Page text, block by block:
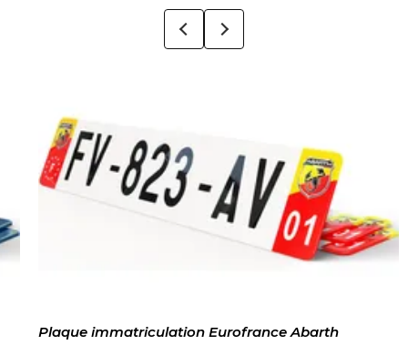
Plaque immatriculation Eurofrance Abarth